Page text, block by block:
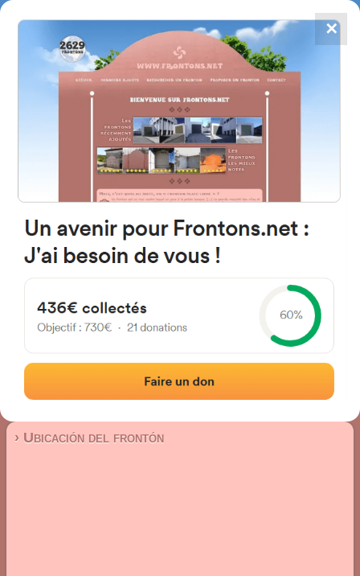
FRONTONS.NET
BUSCAR UN FRONTÓN
AÑADIR UN FRONTÓN
4784
frontones
Unnamed Road 47132 47132 San
Miguel del Pino, Valladolid Spain
Frontón de pared izquierda
Localización|Fotos|Comentarios y reseñas
› Ubicación del frontón
✕